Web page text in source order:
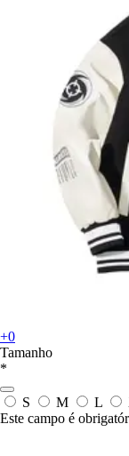
+0
Tamanho
*
S M L
Este campo é